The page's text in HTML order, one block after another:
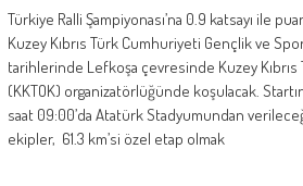
Türkiye Ralli Şampiyonası’na 0.9 katsayı ile
Kuzey Kıbrıs Türk Cumhuriyeti Gençlik ve
tarihlerinde Lefkoşa çevresinde Kuzey
(KKTOK) organizatörlüğünde koşulacak.
saat 09:00’da Atatürk Stadyumundan
ekipler, 61.3 km’si özel etap olmak